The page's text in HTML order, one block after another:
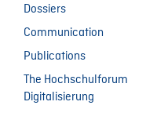
Dossiers
Communication
Publications
The Hochschulforum
Digitalisierung